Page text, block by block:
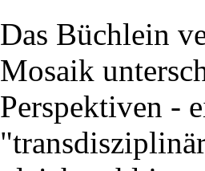
Das Büchlein
Mosaik
Perspektiven -